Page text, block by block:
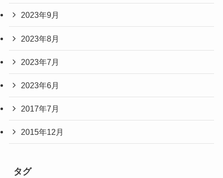
2023年9月
2023年8月
2023年7月
2023年6月
2017年7月
2015年12月
タグ